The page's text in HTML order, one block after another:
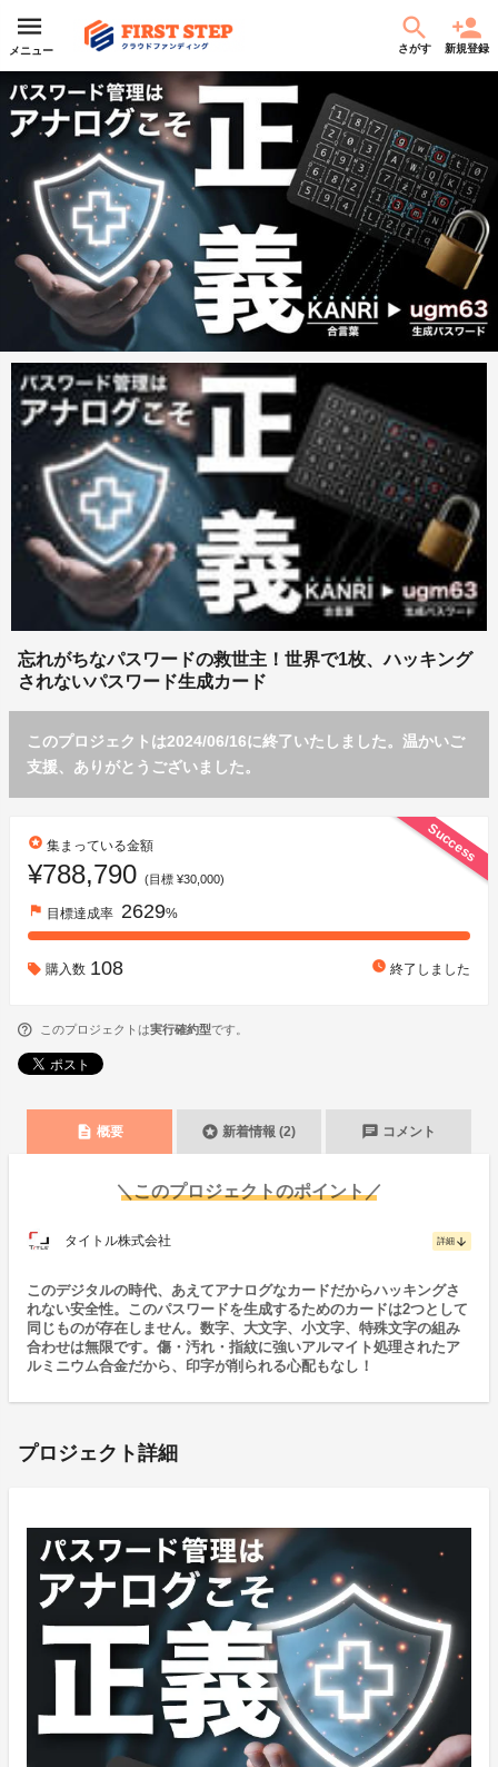
メニュー さがす 新規登録
忘れがちなパスワードの救世主！世界で1枚、ハッキング
されないパスワード生成カード
このプロジェクトは2024/06/16に終了いたしました。温かいご
支援、ありがとうございました。
Success
stars 集まっている金額
¥788,790 (目標 ¥30,000)
flag 目標達成率 2629%
購入数 108 watch_later 終了しました
このプロジェクトは実行確約型です。
description 概要 stars 新着情報 (2) chat コメント
＼このプロジェクトのポイント／
タイトル株式会社 詳細 arrow_downward
このデジタルの時代、あえてアナログなカードだからハッキングさ
れない安全性。このパスワードを生成するためのカードは2つとして
同じものが存在しません。数字、大文字、小文字、特殊文字の組み
合わせは無限です。傷・汚れ・指紋に強いアルマイト処理されたア
ルミニウム合金だから、印字が削られる心配もなし！
プロジェクト詳細